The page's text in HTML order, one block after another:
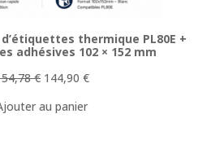
thermique PL80E +
adhésives 102 × 152 mm
€ Le
initial
144,90 €Le
au panier